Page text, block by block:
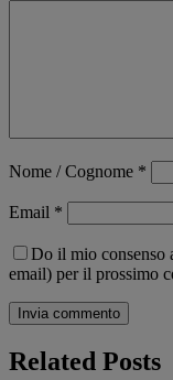
Nome / Cognome *
Email *
Do il mio consenso
email) per il prossimo
Related Posts